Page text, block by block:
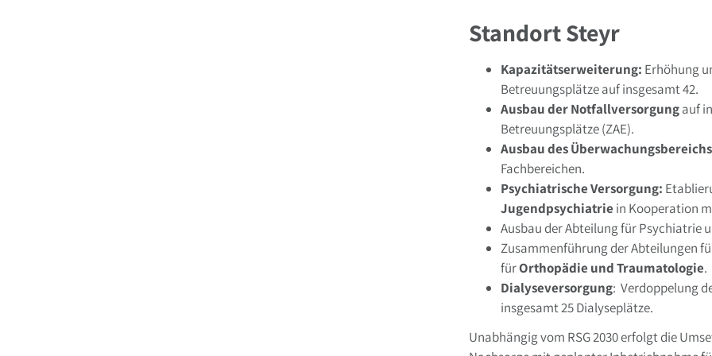
Standort Steyr
Kapazitätserweiterung: Erhöhung
Betreuungsplätze auf insgesamt 42.
Ausbau der Notfallversorgungauf
Betreuungsplätze (ZAE).
Ausbau des Überwachungsbereichs
Fachbereichen.
Psychiatrische Versorgung:
Jugendpsychiatrie in Kooperation
Ausbau der Abteilung für Psychiatrie
Zusammenführung der Abteilungen
fürOrthopädie und Traumatologie.
Dialyseversorgung: Verdoppelung
insgesamt 25 Dialyseplätze.
Unabhängig vom RSG 2030 erfolgt die